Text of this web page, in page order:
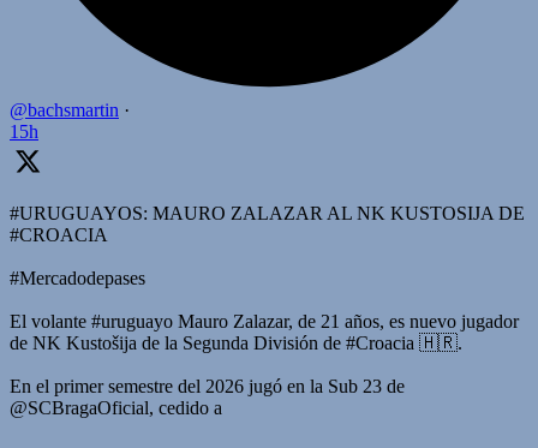
@bachsmartin ·
15h
#URUGUAYOS: MAURO ZALAZAR AL NK KUSTOSIJA DE
#CROACIA
#Mercadodepases
El volante #uruguayo Mauro Zalazar, de 21 años, es nuevo jugador
de NK Kustošija de la Segunda División de #Croacia 🇭🇷.
En el primer semestre del 2026 jugó en la Sub 23 de
@SCBragaOficial, cedido a